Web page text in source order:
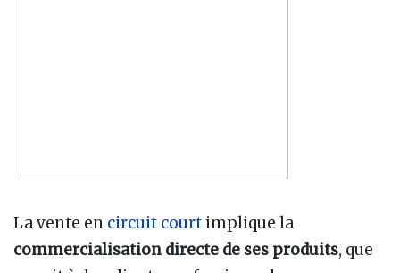
La vente en circuit court implique la
commercialisation directe de ses produits, que